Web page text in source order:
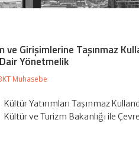
ve Girişimlerine Taşınmaz
Yönetmelik
Muhasebe
Kültür Yatırımları Taşınmaz
Kültür ve Turizm Bakanlığı ile